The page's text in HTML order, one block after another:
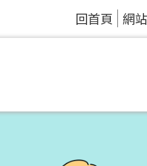
回首頁 網